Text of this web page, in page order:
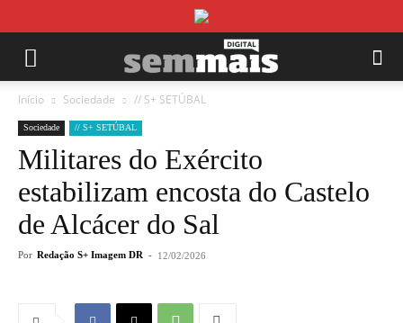
Início Sociedade // S+ SETÚBAL
Sociedade // S+ SETÚBAL
Militares do Exército
estabilizam encosta do Castelo
de Alcácer do Sal
Por Redação S+ Imagem DR - 12/02/2026